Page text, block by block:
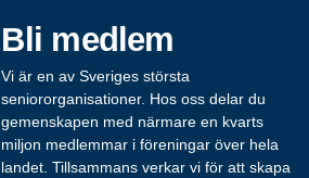
Bli medlem
Vi är en av Sveriges största
seniororganisationer. Hos oss delar du
gemenskapen med närmare en kvarts
miljon medlemmar i föreningar över hela
landet. Tillsammans verkar vi för att skapa